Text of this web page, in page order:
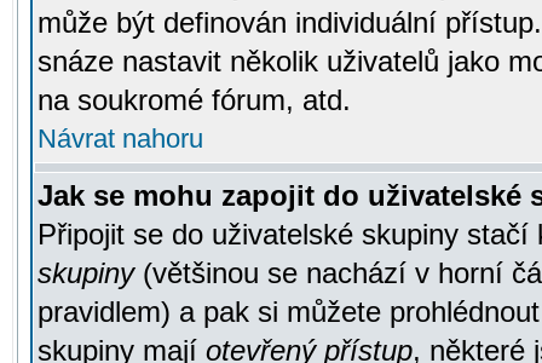
může být definován individuální
snáze nastavit několik uživatelů jako
na soukromé fórum, atd.
Návrat nahoru
Jak se mohu zapojit do uživatelské
Připojit se do uživatelské skupiny
skupiny(většinou se nachází v horní
pravidlem) a pak si můžete
skupiny mají otevřený přístup, některé